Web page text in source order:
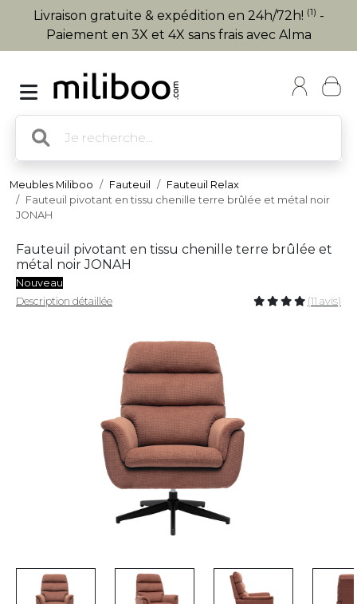
Livraison gratuite & expédition en 24h/72h! (1) -
Paiement en 3X et 4X sans frais avec Alma
Meubles Miliboo Fauteuil
Fauteuil Relax
Fauteuil pivotant en tissu chenille terre brûlée et métal noir
JONAH
Fauteuil pivotant en tissu chenille terre brûlée et
métal noir JONAH
Nouveau
Description détaillée
(11 avis)